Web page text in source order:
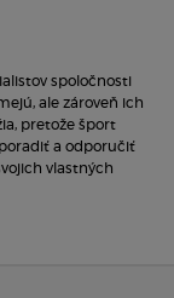
spoločnosti
ale zároveň ich
pretože šport
a odporučiť
vlastných